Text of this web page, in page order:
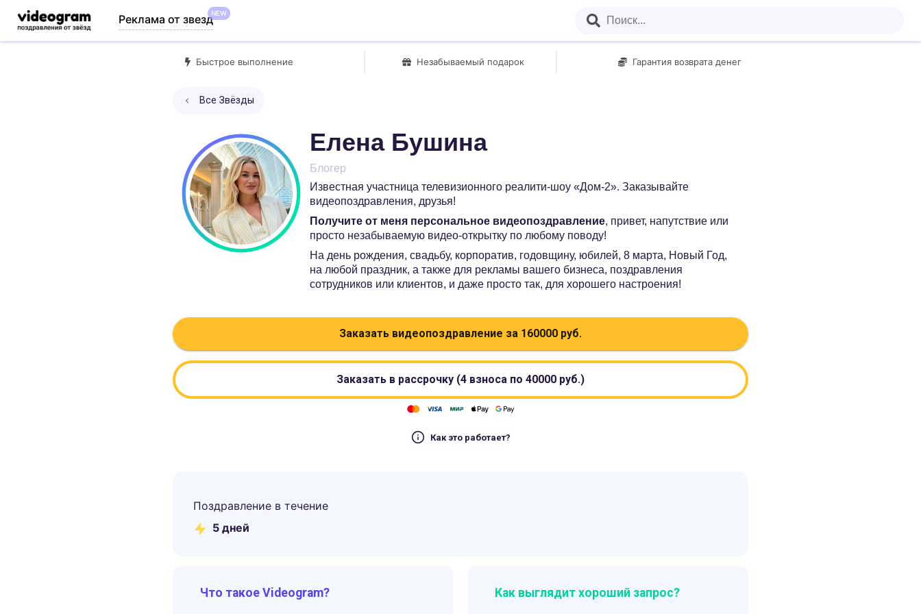
Реклама от звездNEW
Быстрое выполнение Незабываемый подарок Гарантия возврата денег
Все Звёзды
Елена Бушина
Блогер
Известная участница телевизионного реалити-шоу «Дом-2». Заказывайте
видеопоздравления, друзья!
Получите от меня персональное видеопоздравление, привет, напутствие или
просто незабываемую видео-открытку по любому поводу!
На день рождения, свадьбу, корпоратив, годовщину, юбилей, 8 марта, Новый Год,
на любой праздник, а также для рекламы вашего бизнеса, поздравления
сотрудников или клиентов, и даже просто так, для хорошего настроения!
Заказать видеопоздравление за 160000 руб.
Заказать в рассрочку (4 взноса по 40000 руб.)
Как это работает?
Поздравление в течение
5 дней
Что такое Videogram? Как выглядит хороший запрос?